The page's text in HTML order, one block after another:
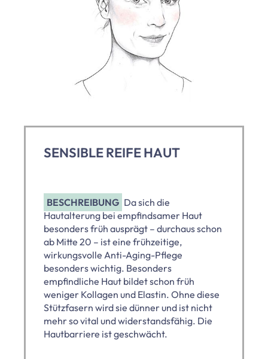
SENSIBLE REIFE HAUT
BESCHREIBUNG Da sich die
Hautalterung bei empfindsamer Haut
besonders früh ausprägt – durchaus schon
ab Mitte 20 – ist eine frühzeitige,
wirkungsvolle Anti-Aging-Pflege
besonders wichtig. Besonders
empfindliche Haut bildet schon früh
weniger Kollagen und Elastin. Ohne diese
Stützfasern wird sie dünner und ist nicht
mehr so vital und widerstandsfähig. Die
Hautbarriere ist geschwächt.